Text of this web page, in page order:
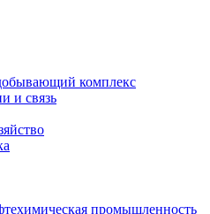
комплекс
и связь
промышленность